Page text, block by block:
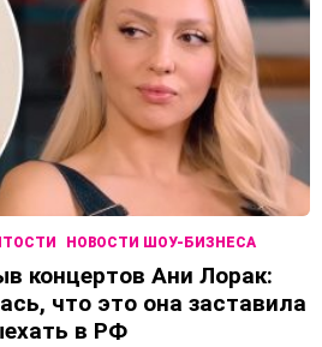
НОВОСТИ ШОУ-БИЗНЕСА
концертов Ани Лорак:
что это она заставила
в РФ